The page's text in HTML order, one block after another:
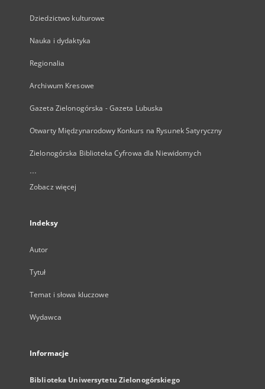
Dziedzictwo kulturowe
Nauka i dydaktyka
Regionalia
Archiwum Kresowe
Gazeta Zielonogórska - Gazeta Lubuska
Otwarty Międzynarodowy Konkurs na Rysunek Satyryczny
Zielonogórska Biblioteka Cyfrowa dla Niewidomych
...
Zobacz więcej
Indeksy
Autor
Tytuł
Temat i słowa kluczowe
Wydawca
Informacje
Biblioteka Uniwersytetu Zielonogórskiego